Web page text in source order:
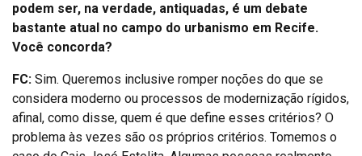
podem ser, na verdade, antiquadas, é um debate
bastante atual no campo do urbanismo em Recife.
Você concorda?
FC: Sim. Queremos inclusive romper noções do que se
considera moderno ou processos de modernização rígidos,
afinal, como disse, quem é que define esses critérios? O
problema às vezes são os próprios critérios. Tomemos o